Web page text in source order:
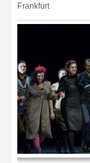
Frankfurt